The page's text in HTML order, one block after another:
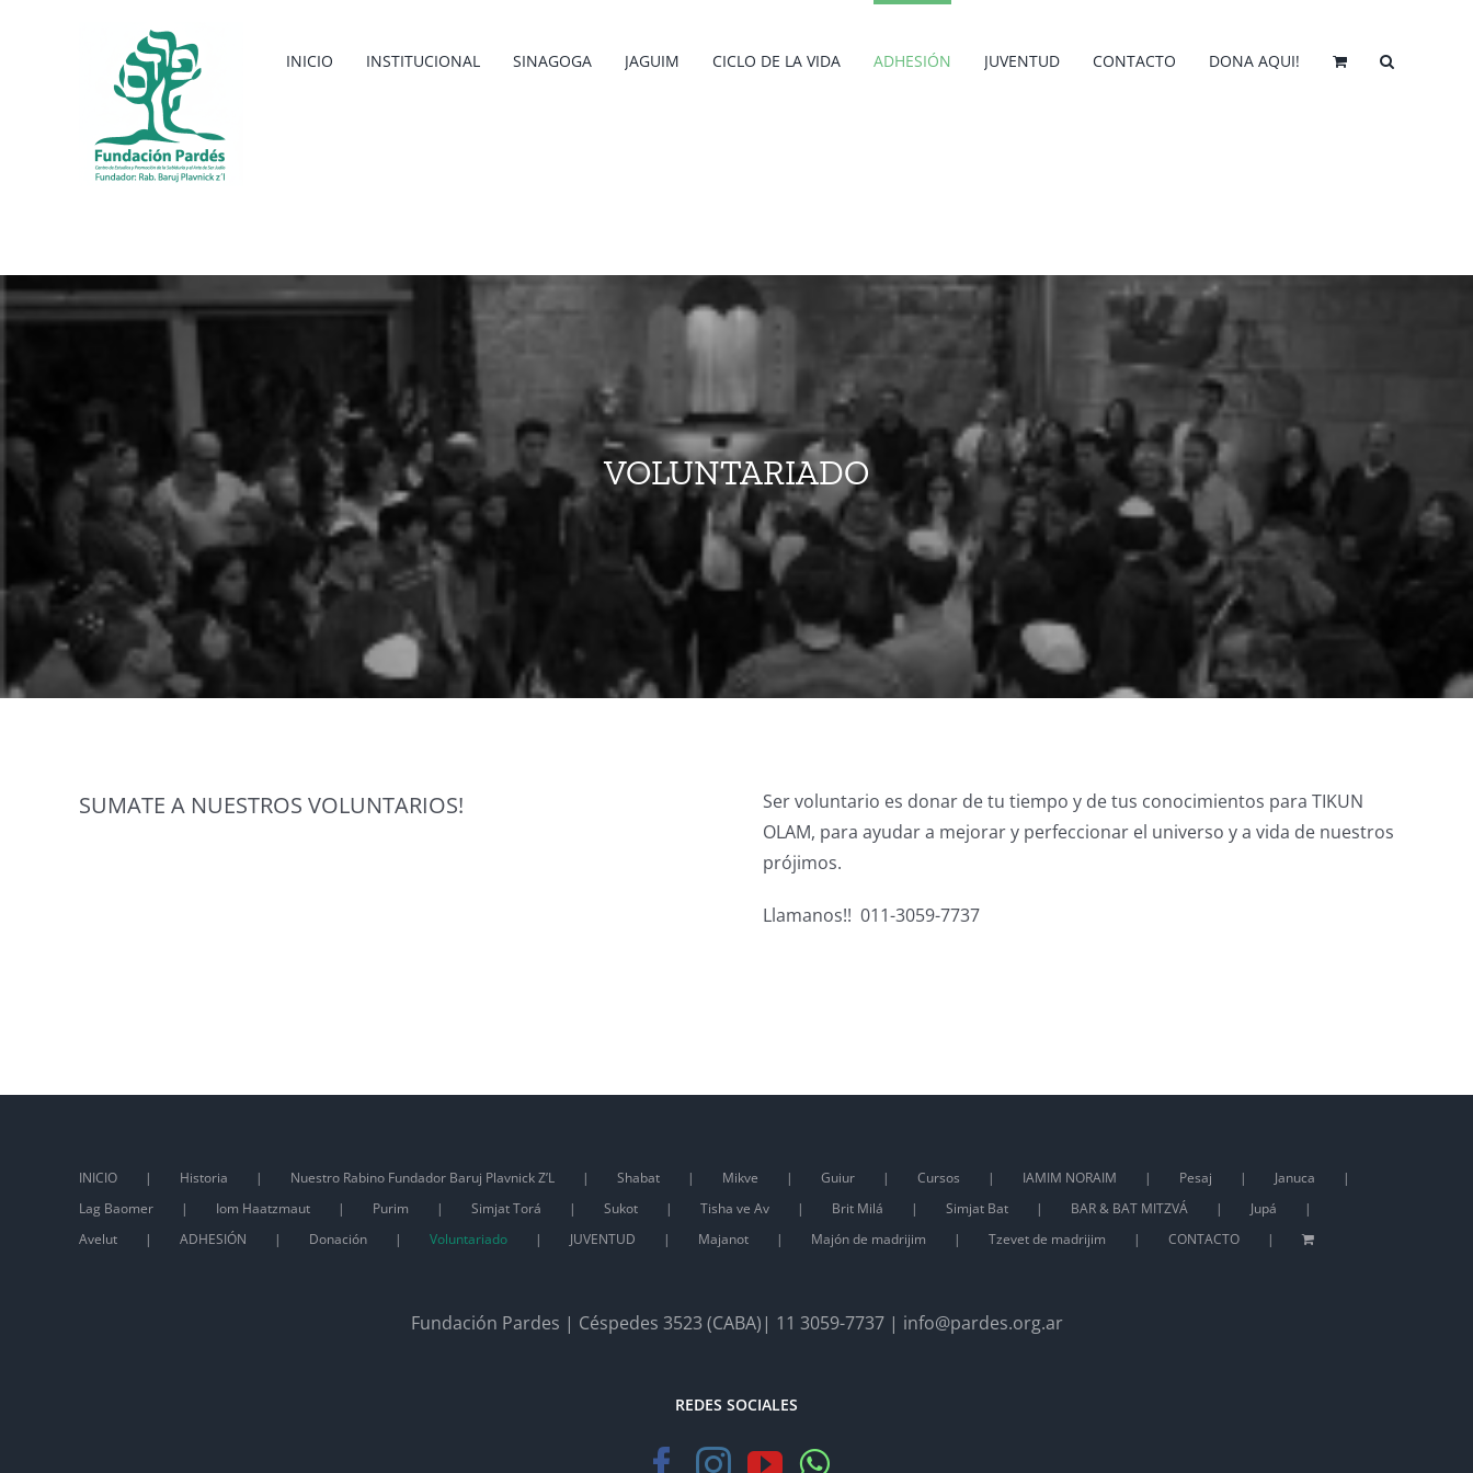
INICIO INSTITUCIONAL SINAGOGA JAGUIM CICLO DE LA VIDA ADHESIÓN JUVENTUD CONTACTO DONA AQUI!
VOLUNTARIADO
SUMATE A NUESTROS VOLUNTARIOS!
Ser voluntario es donar de tu tiempo y de tus conocimientos para TIKUN
OLAM, para ayudar a mejorar y perfeccionar el universo y a vida de nuestros
prójimos.
Llamanos!! 011-3059-7737
INICIO Historia Nuestro Rabino Fundador Baruj Plavnick Z’L Shabat Mikve Guiur Cursos IAMIM NORAIM Pesaj
Januca
Lag Baomer
Iom Haatzmaut Purim Simjat Torá Sukot Tisha ve Av Brit Milá Simjat Bat BAR & BAT MITZVÁ
Jupá
Avelut
ADHESIÓN Donación Voluntariado JUVENTUD Majanot Majón de madrijim Tzevet de madrijim CONTACTO
Fundación Pardes | Céspedes 3523 (CABA)| 11 3059-7737 | info@pardes.org.ar
REDES SOCIALES